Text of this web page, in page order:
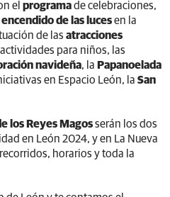
el programade celebraciones,
encendido de las lucesen la
de las atracciones
actividades para niños, las
navideña, la Papanoelada
en Espacio León, la San
los Reyes Magosserán los dos
en León 2024, y en La Nueva
horarios y toda la